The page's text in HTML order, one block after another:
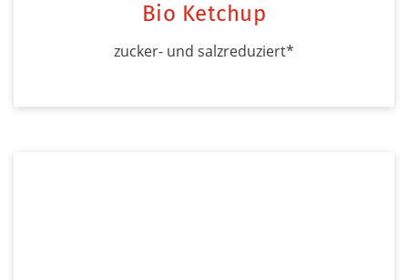
Bio Ketchup
zucker- und salzreduziert*